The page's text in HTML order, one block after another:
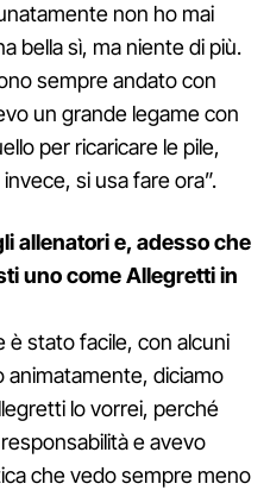
non ho mai
bella sì, ma niente di più.
sempre andato con
un grande legame con
per ricaricare le pile,
si usa fare ora”.
allenatori e, adesso che
uno come Allegretti in
è stato facile, con alcuni
diciamo
lo vorrei, perché
e avevo
che vedo sempre meno